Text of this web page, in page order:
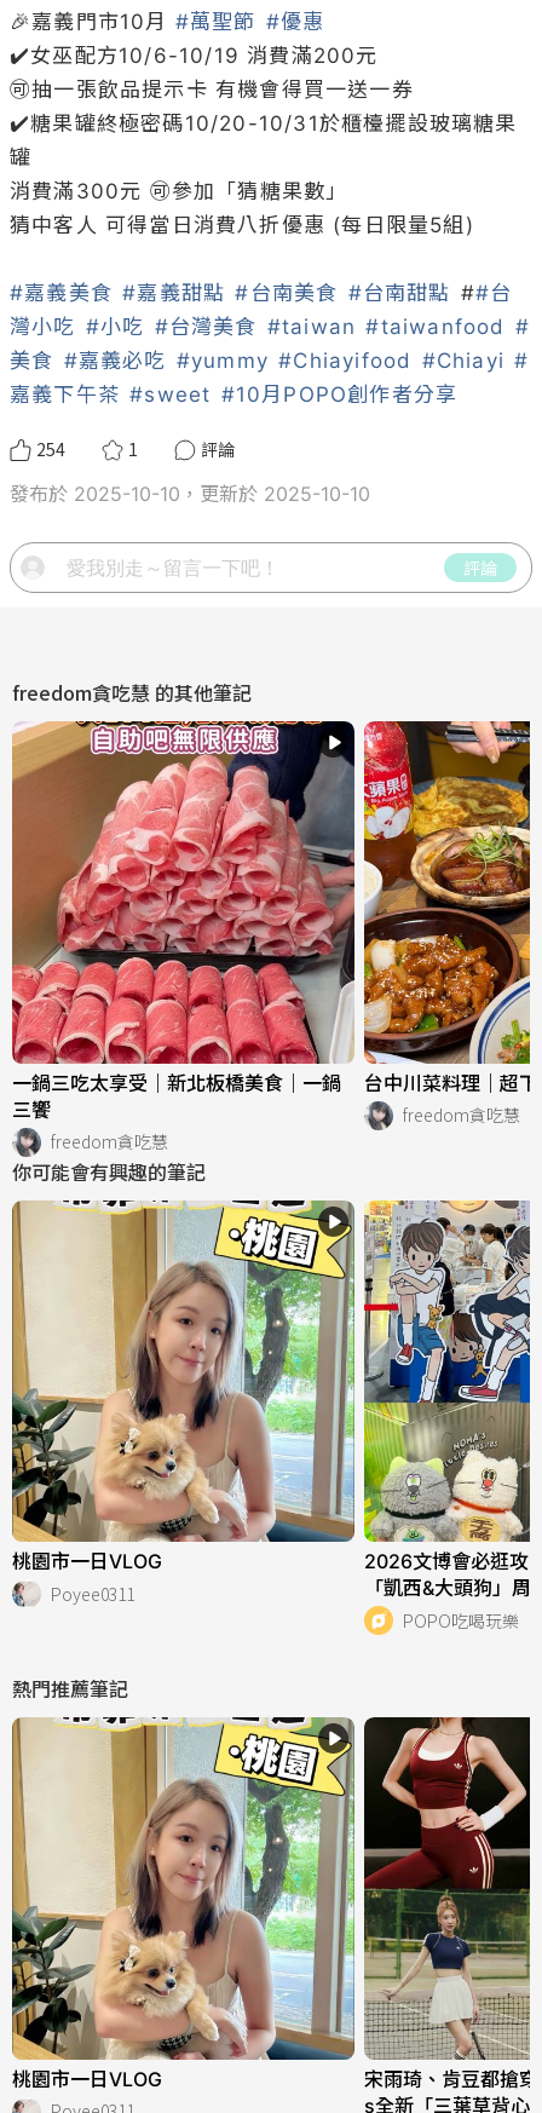
🎉嘉義門市10月 #萬聖節 #優惠
✔️女巫配方10/6-10/19 消費滿200元
🉑️抽一張飲品提示卡 有機會得買一送一券
✔️糖果罐終極密碼10/20-10/31於櫃檯擺設玻璃糖果
罐
消費滿300元 🉑️參加「猜糖果數」
猜中客人 可得當日消費八折優惠 (每日限量5組)
#嘉義美食 #嘉義甜點 #台南美食 #台南甜點 ##台
灣小吃 #小吃 #台灣美食 #taiwan #taiwanfood #
美食 #嘉義必吃 #yummy #Chiayifood #Chiayi #
嘉義下午茶 #sweet #10月POPO創作者分享
254 1
評論
發布於 2025-10-10，更新於 2025-10-10
評論
freedom貪吃慧 的其他筆記
一鍋三吃太享受｜新北板橋美食｜一鍋
三饗
freedom貪吃慧
台中川菜料理｜超
freedom貪吃慧
你可能會有興趣的筆記
桃園市一日VLOG
Poyee0311
2026文博會必逛攻
「凱西&大頭狗」
N貓咪吊飾盲盒全場
POPO吃喝玩樂
熱門推薦筆記
桃園市一日VLOG
宋雨琦、肯豆都搶
s全新「三葉草背心